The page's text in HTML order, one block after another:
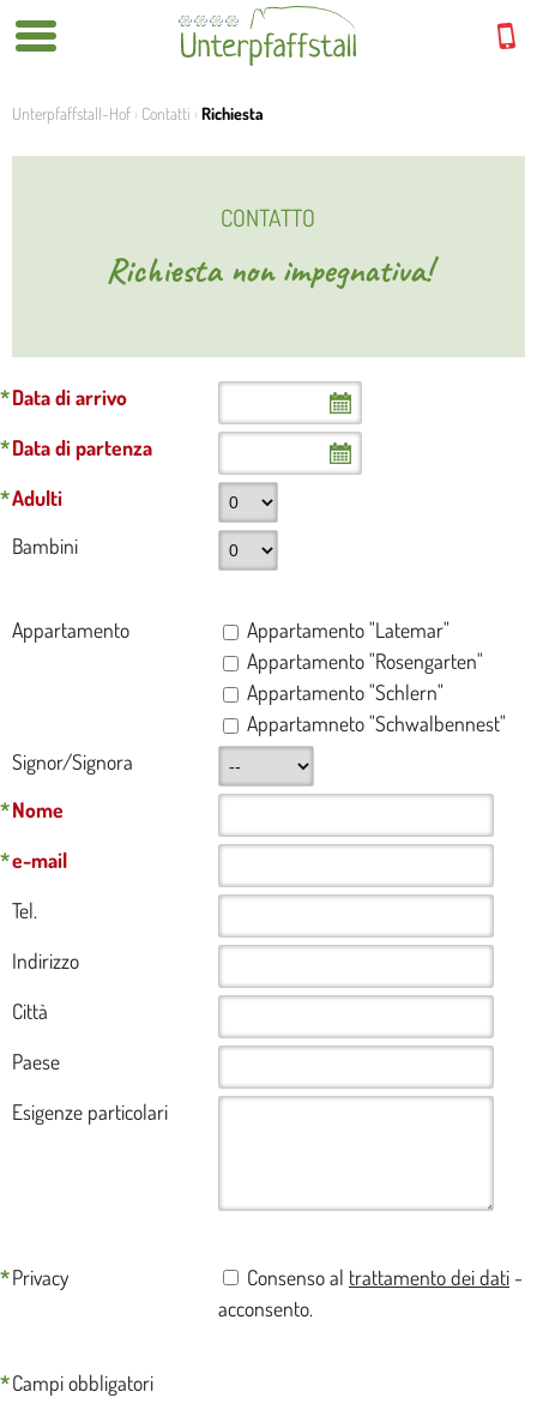
Unterpfaffstall-Hof › Contatti › Richiesta
CONTATTO
Richiesta non impegnativa!
*Data di arrivo
*Data di partenza
*Adulti
Bambini
Appartamento
Appartamento "Latemar"
Appartamento "Rosengarten"
Appartamento "Schlern"
Appartamneto "Schwalbennest"
Signor/Signora
*Nome
*e-mail
Tel.
Indirizzo
Città
Paese
Esigenze particolari
*Privacy Consenso al trattamento dei dati -
acconsento.
*Campi obbligatori